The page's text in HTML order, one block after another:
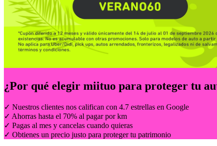
¿Por qué elegir miituo para proteger tu
✓ Nuestros clientes nos califican con 4.7 estrellas en Google
✓ Ahorras hasta el 70% al pagar por km
✓ Pagas al mes y cancelas cuando quieras
✓ Obtienes un precio justo para proteger tu patrimonio